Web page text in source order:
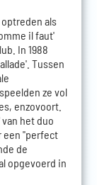
als
il faut'
In 1988
Tussen
ze vol
enzovoort.
het duo
een "perfect
de
opgevoerd in